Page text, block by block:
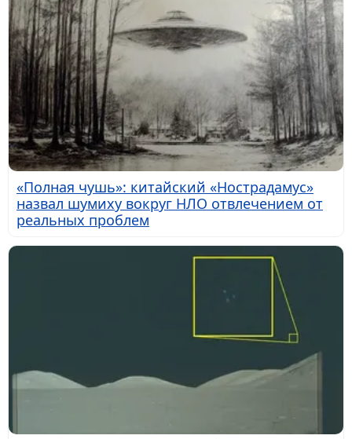
«Полная чушь»: китайский «Нострадамус»
назвал шумиху вокруг НЛО отвлечением от
реальных проблем